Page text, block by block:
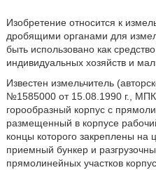
Изобретение относится к
дробящими органами для
быть использовано как
индивидуальных хозяйств и
Известен измельчитель
№1585000 от 15.08.1990 г.,
горообразный корпус с
размещенный в корпусе
концы которого закреплены на
приемный бункер и
прямолинейных участков